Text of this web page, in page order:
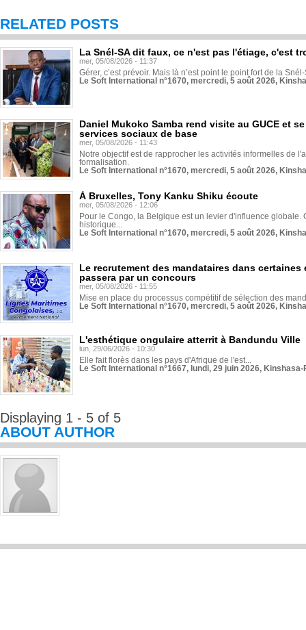
RELATED POSTS
La Snél-SA dit faux, ce n'est pas l'étiage, c'est
mer, 05/08/2026 - 11:37
Gérer, c’est prévoir. Mais là n’est point le point fort de la
Le Soft International n°1670, mercredi, 5 août 2026,
Daniel Mukoko Samba rend visite au GUCE et
services sociaux de base
mer, 05/08/2026 - 11:43
Notre objectif est de rapprocher les activités informelles de
formalisation.
Le Soft International n°1670, mercredi, 5 août 2026,
À Bruxelles, Tony Kanku Shiku écoute
mer, 05/08/2026 - 12:06
Pour le Congo, la Belgique est un levier d'influence globale.
historique...
Le Soft International n°1670, mercredi, 5 août 2026,
Le recrutement des mandataires dans
passera par un concours
mer, 05/08/2026 - 11:55
Mise en place du processus compétitif de sélection des
Le Soft International n°1670, mercredi, 5 août 2026,
L'esthétique ongulaire atterrit à Bandundu Ville
lun, 29/06/2026 - 10:30
Elle fait florès dans les pays d'Afrique de l'est...
Le Soft International n°1667, lundi, 29 juin 2026,
Displaying 1 - 5 of 5
ABOUT AUTHOR